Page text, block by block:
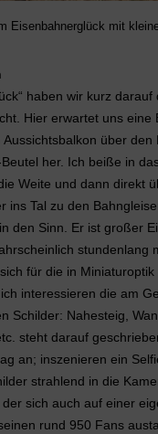
Eisenbahnerglück mit
haben wir kurz darauf
Hier erwartet uns eine
über den
her. Ich beiße in
Weite und dann direkt
ins Tal zu den
den Sinn. Er ist großer
stundenlang
für die in
interessieren die am
Schilder: Nahesteig,
steht darauf
an; inszenieren ein
strahlend in die
sich auch auf einer
rund 950 Fans